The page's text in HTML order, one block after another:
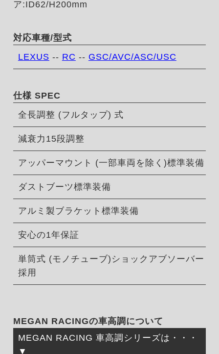
ア:ID62/H200mm
対応車種/型式
LEXUS -- RC -- GSC/AVC/ASC/USC
仕様 SPEC
全長調整 (フルタップ) 式
減衰力15段調整
アッパーマウント (一部車両を除く)標準装備
ダストブーツ標準装備
アルミ製ブラケット標準装備
安心の1年保証
単筒式 (モノチューブ)ショックアブソーバー
採用
MEGAN RACINGの車高調について
MEGAN RACING 車高調シリーズは・・・